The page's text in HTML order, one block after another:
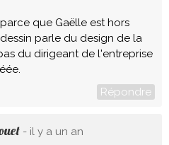
que Gaëlle est hors
parle du design de la
du dirigeant de l'entreprise
Répondre
- il y a un an